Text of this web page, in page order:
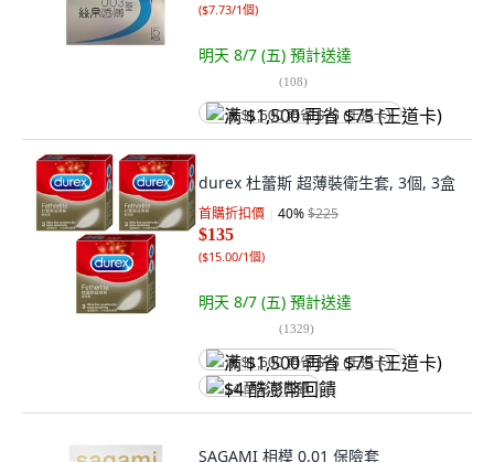
($7.73/1個)
明天 8/7 (五) 預計送達
(108)
满 $1,500 再省 $75 (王道卡)
durex 杜蕾斯 超薄裝衛生套, 3個, 3盒
首購折扣價 40%$225
$135
($15.00/1個)
明天 8/7 (五) 預計送達
(1329)
满 $1,500 再省 $75 (王道卡)
$4 酷澎幣回饋
SAGAMI 相模 0.01 保險套